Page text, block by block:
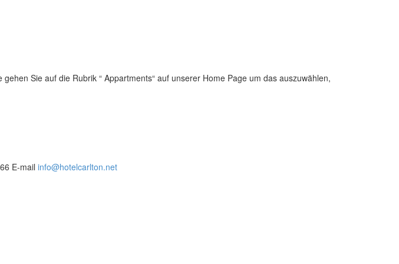
Sie auf die Rubrik “ Appartments“ auf unserer Home Page um das auszuwählen,
E-mail info@hotelcarlton.net